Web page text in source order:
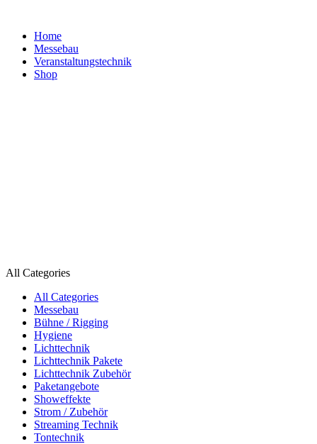
Home
Messebau
Veranstaltungs­technik
Shop
All Categories
All Categories
Messebau
Bühne / Rigging
Hygiene
Lichttechnik
Lichttechnik Pakete
Lichttechnik Zubehör
Paketangebote
Showeffekte
Strom / Zubehör
Streaming Technik
Tontechnik